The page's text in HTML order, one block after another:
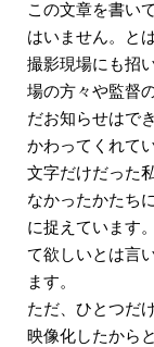
この文章を書い
はいません。と
撮影現場にも招
場の方々や監督
だお知らせはで
かわってくれてい
文字だけだった
なかったかたち
に捉えています
て欲しいとは言
ます。
ただ、ひとつだ
映像化したから